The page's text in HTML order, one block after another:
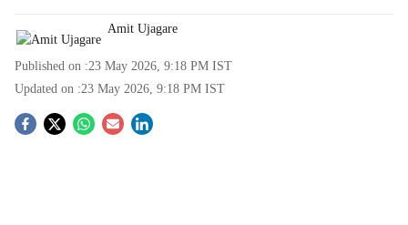
Amit Ujagare
Published on :23 May 2026, 9:18 PM IST
Updated on :23 May 2026, 9:18 PM IST
S